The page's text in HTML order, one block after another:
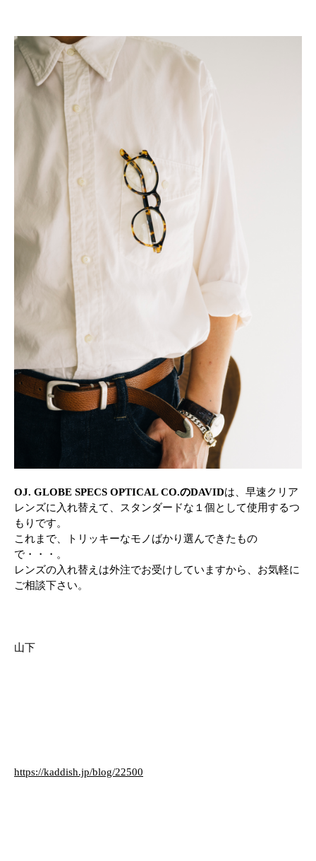
OJ. GLOBE SPECS OPTICAL CO.のDAVIDは、早速クリア
レンズに入れ替えて、スタンダードな１個として使用するつ
もりです。
これまで、トリッキーなモノばかり選んできたもの
で・・・。
レンズの入れ替えは外注でお受けしていますから、お気軽に
ご相談下さい。
山下
https://kaddish.jp/blog/22500